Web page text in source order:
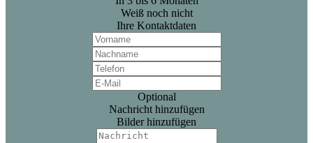
Weiß noch nicht
Ihre Kontaktdaten
Optional
Nachricht hinzufügen
Bilder hinzufügen